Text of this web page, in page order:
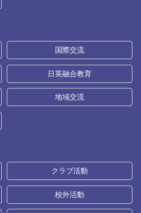
国際交流
日英融合教育
地域交流
クラブ活動
校外活動